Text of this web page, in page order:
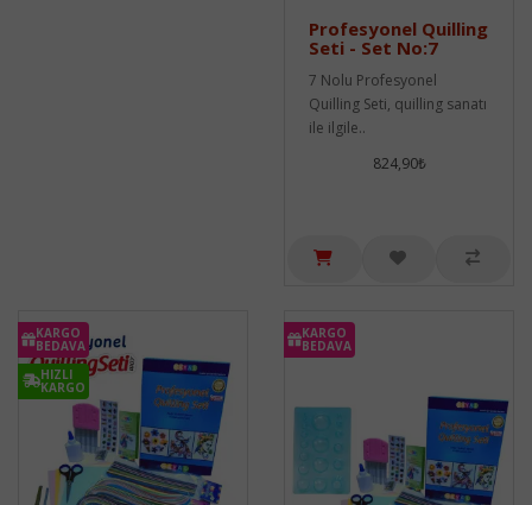
Profesyonel Quilling
Seti - Set No:7
7 Nolu Profesyonel
Quilling Seti, quilling sanatı
ile ilgile..
824,90₺
KARGO
BEDAVA
HIZLI
KARGO
KARGO
BEDAVA